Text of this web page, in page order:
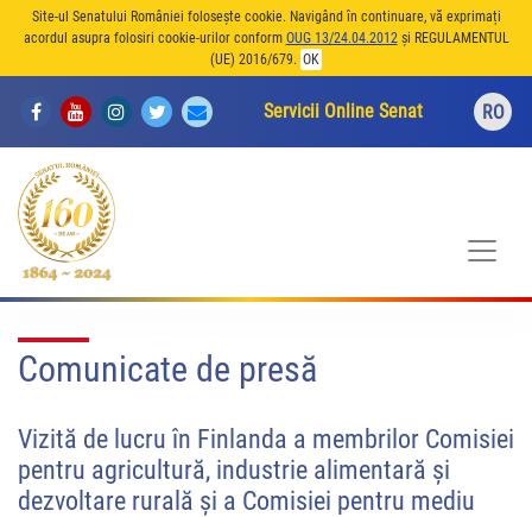
Site-ul Senatului României folosește cookie. Navigând în continuare, vă exprimați
acordul asupra folosiri cookie-urilor conform OUG 13/24.04.2012și REGULAMENTUL
(UE) 2016/679. OK
Servicii Online Senat RO
Comunicate de presă
Vizită de lucru în Finlanda a membrilor Comisiei
pentru agricultură, industrie alimentară și
dezvoltare rurală și a Comisiei pentru mediu